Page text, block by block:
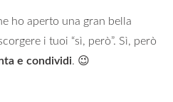
ho aperto una gran bella
i tuoi “sì, però”. Sì, però
e condividi. 😉